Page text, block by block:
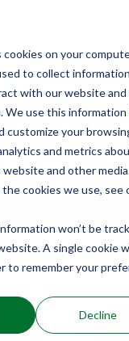
on your
to collect information
with our website and
We use this information
customize your
and metrics
and other
cookies we use, see
won’t be
A single cookie
to remember your
Decline
と！能楽を旅するコラム
義経北行伝
マンあふ
編
【岩手編】「義経北
へ 前編